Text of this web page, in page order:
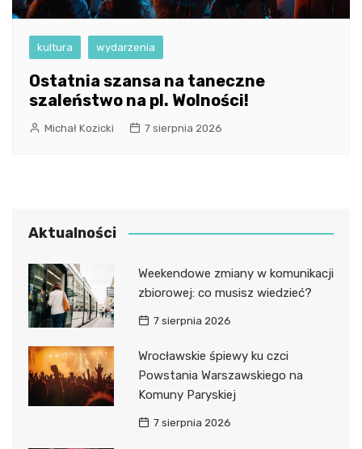
kultura wydarzenia
Ostatnia szansa na taneczne
szaleństwo na pl. Wolności!
Michał Kozicki 7 sierpnia 2026
Aktualności
Weekendowe zmiany w komunikacji
zbiorowej: co musisz wiedzieć?
7 sierpnia 2026
Wrocławskie śpiewy ku czci
Powstania Warszawskiego na
Komuny Paryskiej
7 sierpnia 2026